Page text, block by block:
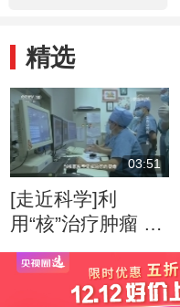
精选
03:51
[走近科学]利
用“核”治疗肿瘤 是
人类医学的重要里
程碑